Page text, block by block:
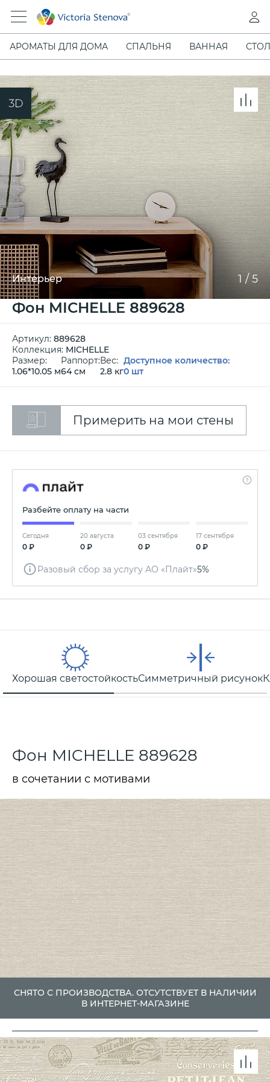
АРОМАТЫ ДЛЯ ДОМА СПАЛЬНЯ ВАННАЯ
Интерьер 1 / 5
Фон MICHELLE 889628
Артикул: 889628
Коллекция: MICHELLE
Размер:
1.06*10.05 м
Раппорт:
64 см
Вес:
2.8 кг
Доступное количество:
0 шт
Примерить на мои стены
Разбейте оплату на части
Сегодня
0 ₽
20 августа
0 ₽
03 сентября
0 ₽
17 сентября
0 ₽
Разовый сбор за услугу АО «Плайт»5%
Хорошая светостойкостьСимметричный рисунок
Фон MICHELLE 889628
в сочетании с мотивами
СНЯТО С ПРОИЗВОДСТВА. ОТСУТСТВУЕТ В НАЛИЧИИ
В ИНТЕРНЕТ-МАГАЗИНЕ